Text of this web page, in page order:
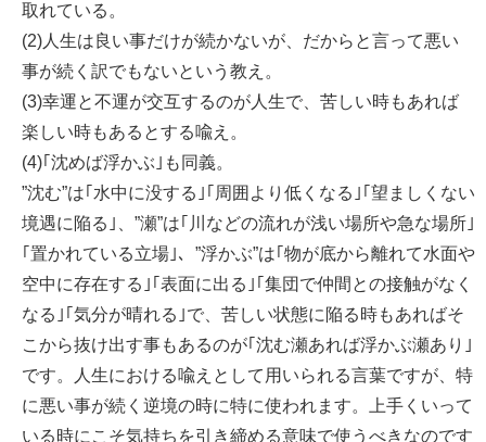
取れている。
(2)人生は良い事だけが続かないが、だからと言って悪い
事が続く訳でもないという教え。
(3)幸運と不運が交互するのが人生で、苦しい時もあれば
楽しい時もあるとする喩え。
(4)｢沈めば浮かぶ｣も同義。
”沈む”は｢水中に没する｣｢周囲より低くなる｣｢望ましくない
境遇に陥る｣、”瀬”は｢川などの流れが浅い場所や急な場所｣
｢置かれている立場｣、”浮かぶ”は｢物が底から離れて水面や
空中に存在する｣｢表面に出る｣｢集団で仲間との接触がなく
なる｣｢気分が晴れる｣で、苦しい状態に陥る時もあればそ
こから抜け出す事もあるのが｢沈む瀬あれば浮かぶ瀬あり｣
です。人生における喩えとして用いられる言葉ですが、特
に悪い事が続く逆境の時に特に使われます。上手くいって
いる時にこそ気持ちを引き締める意味で使うべきなのです